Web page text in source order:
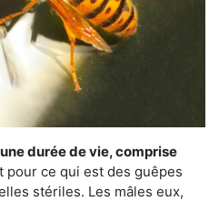
durée de vie, comprise
pour ce qui est des guêpes
stériles. Les mâles eux,